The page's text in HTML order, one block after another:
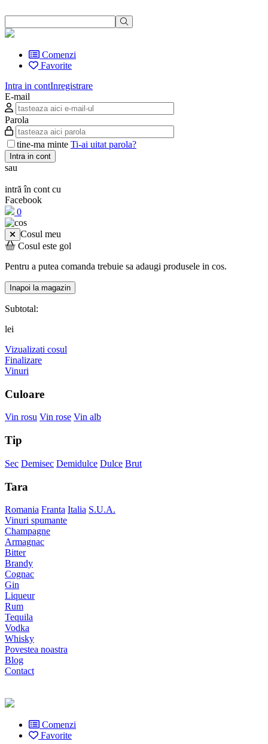
Comenzi
Favorite
Intra in contInregistrare
E-mail
Parola
tine-ma minte Ti-ai uitat parola?
Intra in cont
sau
intră în cont cu
Facebook
0
Cosul meu
Cosul este gol
Pentru a putea comanda trebuie sa adaugi produsele in cos.
Inapoi la magazin
Subtotal:
lei
Vizualizati cosul
Finalizare
Vinuri
Culoare
Vin rosu Vin rose Vin alb
Tip
Sec Demisec Demidulce Dulce Brut
Tara
Romania Franta Italia S.U.A.
Vinuri spumante
Champagne
Armagnac
Bitter
Brandy
Cognac
Gin
Liqueur
Rum
Tequila
Vodka
Whisky
Povestea noastra
Blog
Contact
Comenzi
Favorite